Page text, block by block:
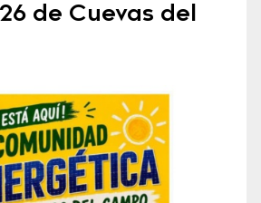
de Cuevas del